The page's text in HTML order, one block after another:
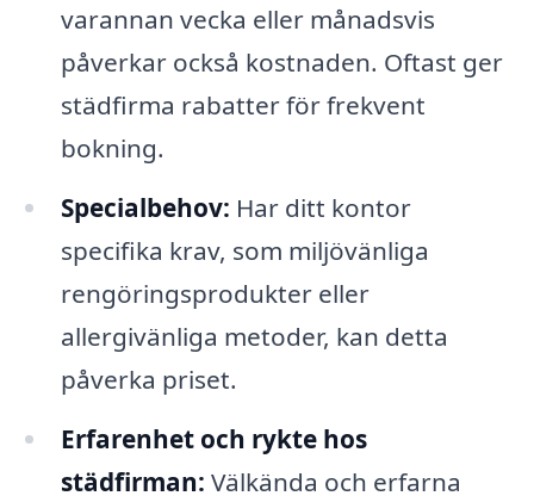
varannan vecka eller månadsvis
påverkar också kostnaden. Oftast ger
städfirma rabatter för frekvent
bokning.
Specialbehov: Har ditt kontor
specifika krav, som miljövänliga
rengöringsprodukter eller
allergivänliga metoder, kan detta
påverka priset.
Erfarenhet och rykte hos
städfirman: Välkända och erfarna